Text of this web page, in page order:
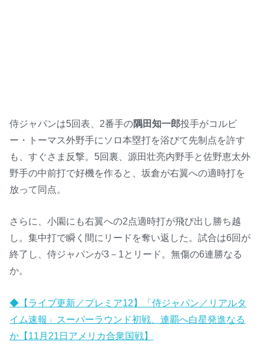
侍ジャパンは5回表、2番手の隅田知一郎投手がコルビ
ー・トーマス外野手にソロ本塁打を浴びて先制点を許す
も、すぐさま反撃。5回裏、源田壮亮内野手と佐野恵太外
野手の中前打で好機を作ると、坂倉が右翼への適時打を
放って同点。
さらに、小園にも右翼への2点適時打が飛び出し勝ち越
し。集中打で瞬く間にリードを奪い返した。試合は6回が
終了し、侍ジャパンが3－1とリード。無傷の6連勝なる
か。
◆【ライブ更新／プレミア12】「侍ジャパン／リアルタ
イム速報」スーパーラウンド初戦、連覇へ白星発進なる
か【11月21日アメリカ合衆国戦】